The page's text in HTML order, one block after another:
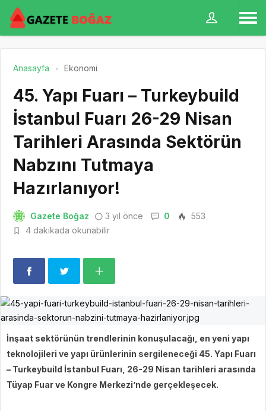
Anasayfa Ekonomi
45. Yapı Fuarı – Turkeybuild
İstanbul Fuarı 26-29 Nisan
Tarihleri Arasında Sektörün
Nabzını Tutmaya
Hazırlanıyor!
Gazete Boğaz 3 yıl önce 0
553
4 dakikada okunabilir
İnşaat sektörünün trendlerinin konuşulacağı, en yeni yapı
teknolojileri ve yapı ürünlerinin sergileneceği 45. Yapı Fuarı
– Turkeybuild İstanbul Fuarı, 26-29 Nisan tarihleri arasında
Tüyap Fuar ve Kongre Merkezi’nde gerçekleşecek.